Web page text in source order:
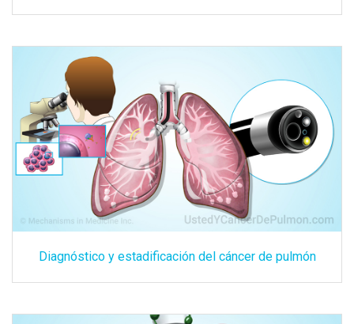
Diagnóstico y estadificación del cáncer de pulmón